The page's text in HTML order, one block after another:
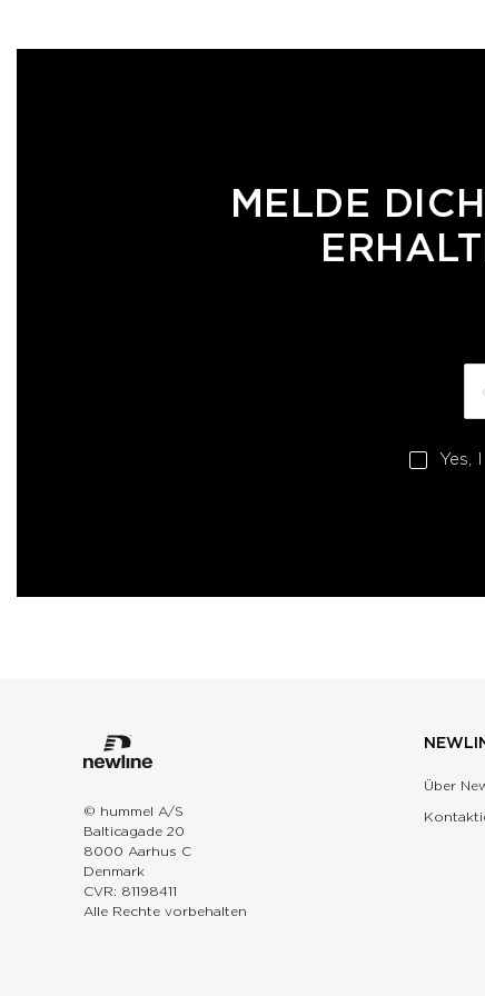
MELDE
Yes,
© hummel A/S
Balticagade 20
8000 Aarhus C
Denmark
CVR: 81198411
Alle Rechte vorbehalten
Über